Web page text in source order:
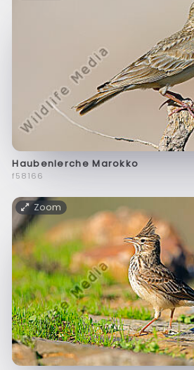
Haubenlerche Marokko
f58166
Zoom